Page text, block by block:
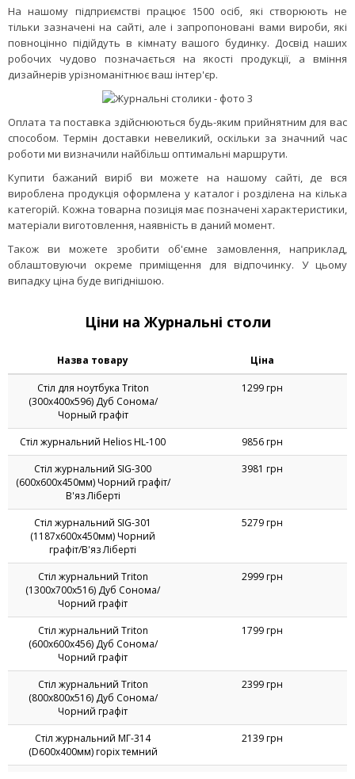
На нашому підприємстві працює 1500 осіб, які створюють не
тільки зазначені на сайті, але і запропоновані вами вироби, які
повноцінно підійдуть в кімнату вашого будинку. Досвід наших
робочих чудово позначається на якості продукції, а вміння
дизайнерів урізноманітнює ваш інтер'єр.
Оплата та поставка здійснюються будь-яким прийнятним для вас
способом. Термін доставки невеликий, оскільки за значний час
роботи ми визначили найбільш оптимальні маршрути.
Купити бажаний виріб ви можете на нашому сайті, де вся
вироблена продукція оформлена у каталог і розділена на кілька
категорій. Кожна товарна позиція має позначені характеристики,
матеріали виготовлення, наявність в даний момент.
Також ви можете зробити об'ємне замовлення, наприклад,
облаштовуючи окреме приміщення для відпочинку. У цьому
випадку ціна буде вигіднішою.
Ціни на Журнальні столи
Назва товару Ціна
Стіл для ноутбука Triton
(300х400х596) Дуб Сонома/
Чорный графіт
1299 грн
Стіл журнальний Helios HL-100
9856 грн
Стіл журнальний SIG-300
(600х600х450мм) Чорний графіт/
В'яз Ліберті
3981 грн
Стіл журнальний SIG-301
(1187х600х450мм) Чорний
графіт/В'яз Ліберті
5279 грн
Стіл журнальний Triton
(1300х700х516) Дуб Сонома/
Чорний графіт
2999 грн
Стіл журнальний Triton
(600х600х456) Дуб Сонома/
Чорний графіт
1799 грн
Стіл журнальний Triton
(800х800х516) Дуб Сонома/
Чорний графіт
2399 грн
Стіл журнальний МГ-314
(D600х400мм) горіх темний
2139 грн